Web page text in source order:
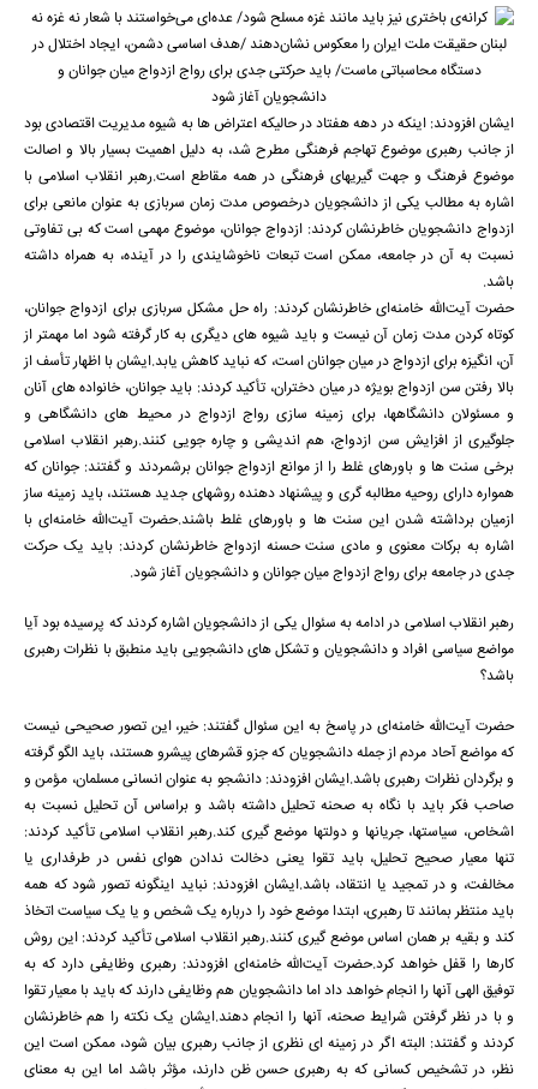
ایشان افزودند: اینکه در دهه هفتاد در حالیکه اعتراض ها به شیوه مدیریت اقتصادی بود
از جانب رهبری موضوع تهاجم فرهنگی مطرح شد، به دلیل اهمیت بسیار بالا و اصالت
موضوع فرهنگ و جهت گیریهای فرهنگی در همه مقاطع است.رهبر انقلاب اسلامی با
اشاره به مطالب یکی از دانشجویان درخصوص مدت زمان سربازی به عنوان مانعی برای
ازدواج دانشجویان خاطرنشان کردند: ازدواج جوانان، موضوع مهمی است که بی تفاوتی
نسبت به آن در جامعه، ممکن است تبعات ناخوشایندی را در آینده، به همراه داشته
باشد.
حضرت آیت‌الله خامنه‌ای خاطرنشان کردند: راه حل مشکل سربازی برای ازدواج جوانان،
کوتاه کردن مدت زمان آن نیست و باید شیوه های دیگری به کار گرفته شود اما مهمتر از
آن، انگیزه برای ازدواج در میان جوانان است، که نباید کاهش یابد.ایشان با اظهار تأسف از
بالا رفتن سن ازدواج بویژه در میان دختران، تأکید کردند: باید جوانان، خانواده های آنان
و مسئولان دانشگاهها، برای زمینه سازی رواج ازدواج در محیط های دانشگاهی و
جلوگیری از افزایش سن ازدواج، هم اندیشی و چاره جویی کنند.رهبر انقلاب اسلامی
برخی سنت ها و باورهای غلط را از موانع ازدواج جوانان برشمردند و گفتند: جوانان که
همواره دارای روحیه مطالبه گری و پیشنهاد دهنده روشهای جدید هستند، باید زمینه ساز
ازمیان برداشته شدن این سنت ها و باورهای غلط باشند.حضرت آیت‌الله خامنه‌ای با
اشاره به برکات معنوی و مادی سنت حسنه ازدواج خاطرنشان کردند: باید یک حرکت
جدی در جامعه برای رواج ازدواج میان جوانان و دانشجویان آغاز شود.
رهبر انقلاب اسلامی در ادامه به سئوال یکی از دانشجویان اشاره کردند که پرسیده بود آیا
مواضع سیاسی افراد و دانشجویان و تشکل های دانشجویی باید منطبق با نظرات رهبری
باشد؟
حضرت آیت‌الله خامنه‌ای در پاسخ به این سئوال گفتند: خیر، این تصور صحیحی نیست
که مواضع آحاد مردم از جمله دانشجویان که جزو قشرهای پیشرو هستند، باید الگو گرفته
و برگردان نظرات رهبری باشد.ایشان افزودند: دانشجو به عنوان انسانی مسلمان، مؤمن و
صاحب فکر باید با نگاه به صحنه تحلیل داشته باشد و براساس آن تحلیل نسبت به
اشخاص، سیاستها، جریانها و دولتها موضع گیری کند.رهبر انقلاب اسلامی تأکید کردند:
تنها معیار صحیح تحلیل، باید تقوا یعنی دخالت ندادن هوای نفس در طرفداری یا
مخالفت، و در تمجید یا انتقاد، باشد.ایشان افزودند: نباید اینگونه تصور شود که همه
باید منتظر بمانند تا رهبری، ابتدا موضع خود را درباره یک شخص و یا یک سیاست اتخاذ
کند و بقیه بر همان اساس موضع گیری کنند.رهبر انقلاب اسلامی تأکید کردند: این روش
کارها را قفل خواهد کرد.حضرت آیت‌الله خامنه‌ای افزودند: رهبری وظایفی دارد که به
توفیق الهی آنها را انجام خواهد داد اما دانشجویان هم وظایفی دارند که باید با معیار تقوا
و با در نظر گرفتن شرایط صحنه، آنها را انجام دهند.ایشان یک نکته را هم خاطرنشان
کردند و گفتند: البته اگر در زمینه ای نظری از جانب رهبری بیان شود، ممکن است این
نظر، در تشخیص کسانی که به رهبری حسن ظن دارند، مؤثر باشد اما این به معنای